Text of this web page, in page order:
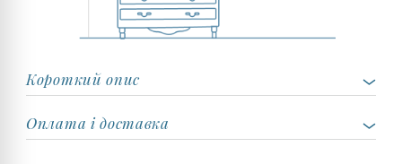
Короткий опис
Оплата і доставка